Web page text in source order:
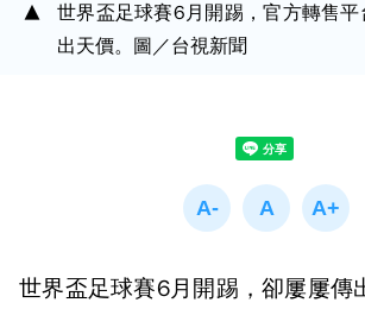
世界盃足球賽6月開踢，官方轉售
出天價。圖／台視新聞
世界盃足球賽6月開踢，卻屢屢傳